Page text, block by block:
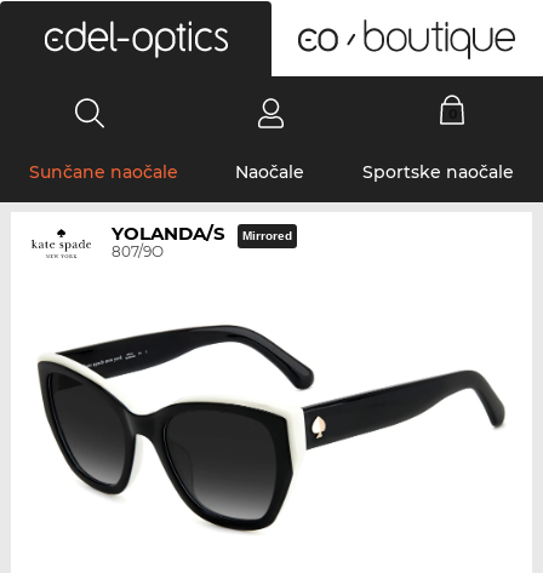
Sunčane naočale Naočale Sportske naočale
YOLANDA/S
807/9O
Mirrored